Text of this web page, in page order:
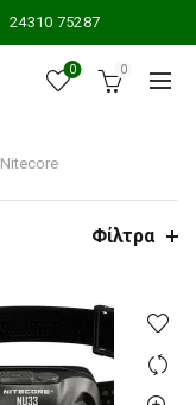
24310 75287
0 0
Nitecore
Φίλτρα